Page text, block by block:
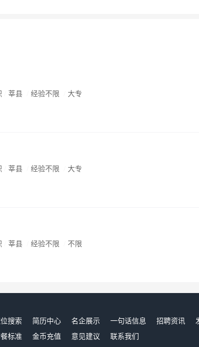
莘县 经验不限 大专
莘县 经验不限 大专
莘县 经验不限 不限
搜索 简历中心 名企展示 一句话信息 招聘资讯
标准
金币充值 意见建议 联系我们